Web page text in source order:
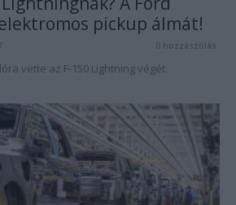
pickup álmát!
0 hozzászólás
vette az F-150 Lightning végét.